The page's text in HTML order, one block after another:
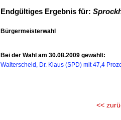
Endgültiges Ergebnis für:
Bürgermeisterwahl
Bei der Wahl am 30.08.2009 gewählt:
Walterscheid, Dr. Klaus (SPD) mit 47,4
<<